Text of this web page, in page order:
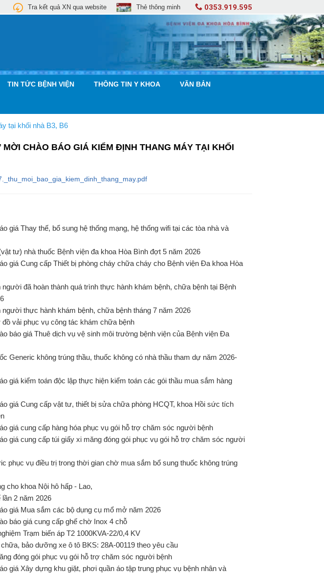
0353.919.595
Tra kết quả XN qua website Thẻ thông minh
TIN TỨC BỆNH VIỆN THÔNG TIN Y KHOA VĂN BẢN
tại khối nhà B3, B6
CHÀO BÁO GIÁ KIỂM ĐỊNH THANG MÁY TẠI KHỐI
giá Thay thế, bổ sung hệ thống mạng, hệ thống wifi tại các tòa nhà và
tư) nhà thuốc Bệnh viện đa khoa Hòa Bình đợt 5 năm 2026
giá Cung cấp Thiết bị phòng cháy chữa cháy cho Bệnh viện Đa khoa Hòa
đã hoàn thành quá trình thực hành khám bệnh, chữa bệnh tại Bệnh
thực hành khám bệnh, chữa bệnh tháng 7 năm 2026
vải phục vụ công tác khám chữa bệnh
báo giá Thuê dịch vụ vệ sinh môi trường bệnh viện của Bệnh viện Đa
Generic không trúng thầu, thuốc không có nhà thầu tham dự năm 2026-
giá kiểm toán độc lập thực hiện kiểm toán các gói thầu mua sắm hàng
giá Cung cấp vật tư, thiết bị sửa chữa phòng HCQT, khoa Hồi sức tích
giá cung cấp hàng hóa phục vụ gói hỗ trợ chăm sóc người bệnh
giá cung cấp túi giấy xi măng đóng gói phục vụ gói hỗ trợ chăm sóc người
phục vụ điều trị trong thời gian chờ mua sắm bổ sung thuốc không trúng
cho khoa Nội hô hấp - Lao,
2 năm 2026
giá Mua sắm các bộ dụng cụ mổ mở năm 2026
báo giá cung cấp ghế chờ Inox 4 chỗ
Trạm biến áp T2 1000KVA-22/0,4 KV
bảo dưỡng xe ô tô BKS: 28A-00119 theo yêu cầu
đóng gói phục vụ gói hỗ trợ chăm sóc người bệnh
giá Xây dựng khu giặt, phơi quần áo tập trung phục vụ bệnh nhân và